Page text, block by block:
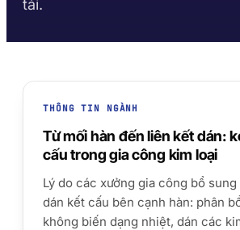
XEM THÊM →
TaftGrip
BĂNG KEO BỌT ACRYLIC
AFT 1080GF
Băng keo bọt acrylic
DUYỆT THEO VẬT
LIỆU
Cụm lắp ghép ren kim
loại
dụng
TDS theo từng sản phẩm
tải.
THÔNG TIN NGÀNH
Từ mối hàn đến liên kết dán:
cấu trong gia công kim loại
Lý do các xưởng gia công bổ
dán kết cấu bên cạnh hàn: phân
không biến dạng nhiệt, dán các